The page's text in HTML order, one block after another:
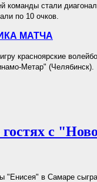
команды стали
по 10 очков.
МАТЧА
красноярские
Метар" (Челябинск).
с
"Енисея" в Самаре